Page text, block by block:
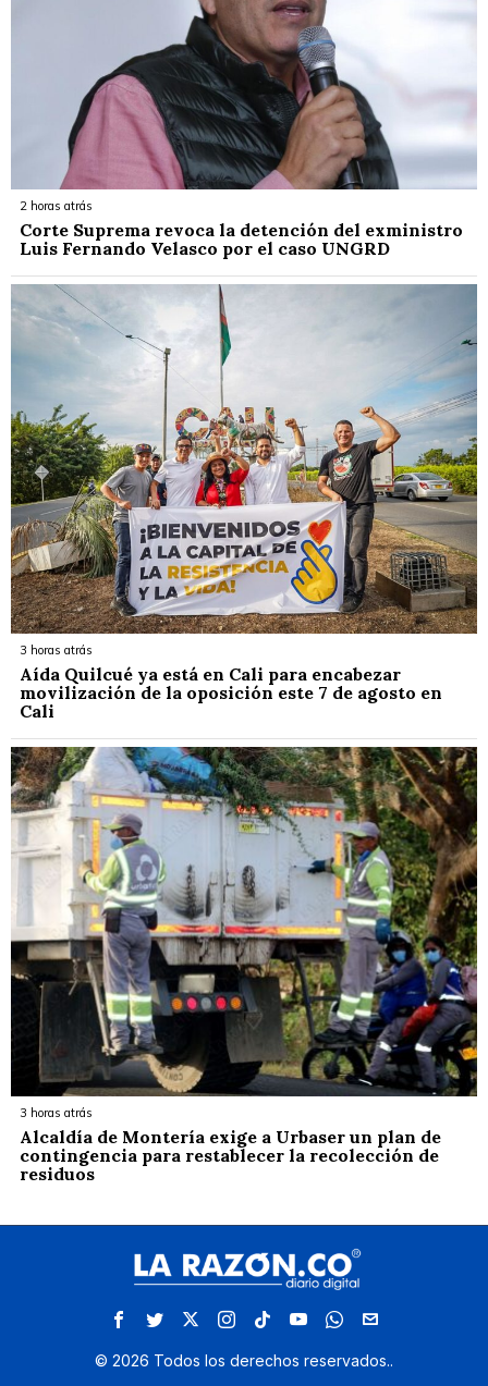
2 horas atrás
Corte Suprema revoca la detención del exministro
Luis Fernando Velasco por el caso UNGRD
3 horas atrás
Aída Quilcué ya está en Cali para encabezar
movilización de la oposición este 7 de agosto en
Cali
3 horas atrás
Alcaldía de Montería exige a Urbaser un plan de
contingencia para restablecer la recolección de
residuos
© 2026 Todos los derechos reservados..